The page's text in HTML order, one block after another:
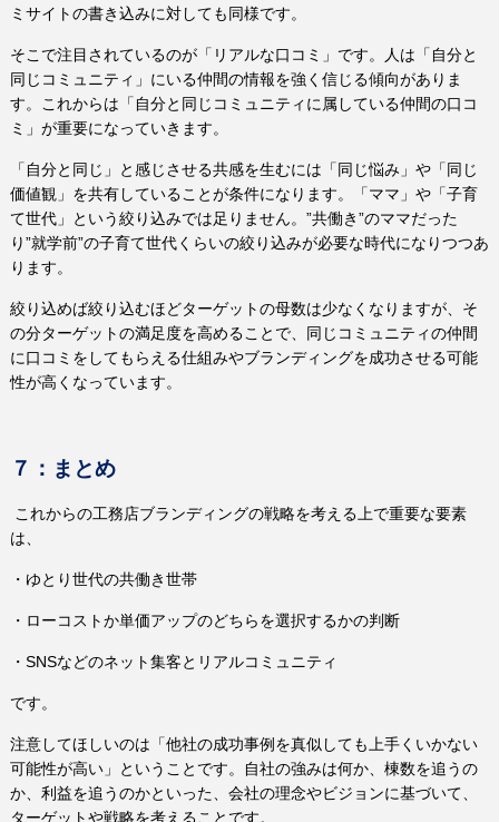
ミサイトの書き込みに対しても同様です。
そこで注目されているのが「リアルな口コミ」です。人は「自分と
同じコミュニティ」にいる仲間の情報を強く信じる傾向がありま
す。これからは「自分と同じコミュニティに属している仲間の口コ
ミ」が重要になっていきます。
「自分と同じ」と感じさせる共感を生むには「同じ悩み」や「同じ
価値観」を共有していることが条件になります。「ママ」や「子育
て世代」という絞り込みでは足りません。 ”共働き”のママだった
り”就学前”の子育て世代くらいの絞り込みが必要な時代になりつつあ
ります。
絞り込めば絞り込むほどターゲットの母数は少なくなりますが、そ
の分ターゲットの満足度を高めることで、同じコミュニティの仲間
に口コミをしてもらえる仕組みやブランディングを成功させる可能
性が高くなっています。
７：まとめ
これからの工務店ブランディングの戦略を考える上で重要な要素
は、
・ゆとり世代の共働き世帯
・ローコストか単価アップのどちらを選択するかの判断
・ SNSなどのネット集客とリアルコミュニティ
です。
注意してほしいのは「他社の成功事例を真似しても上手くいかない
可能性が高い」ということです。自社の強みは何か、棟数を追うの
か、利益を追うのかといった、会社の理念やビジョンに基づいて、
ターゲットや戦略を考えることです。